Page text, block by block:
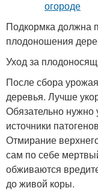
Подкормка должна
плодоношения
Уход за
После сбора
деревья. Лучше
Обязательно
источники
Отмирание
сам по себе
обживаются
до живой коры.